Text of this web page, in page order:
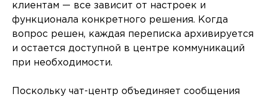
клиентам — все зависит от настроек и
функционала конкретного решения. Когда
вопрос решен, каждая переписка архивируется
и остается доступной в центре коммуникаций
при необходимости.
Поскольку чат-центр объединяет сообщения